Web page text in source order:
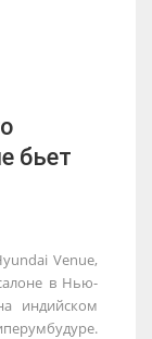
бьет
Venue,
в Нью-
индийском